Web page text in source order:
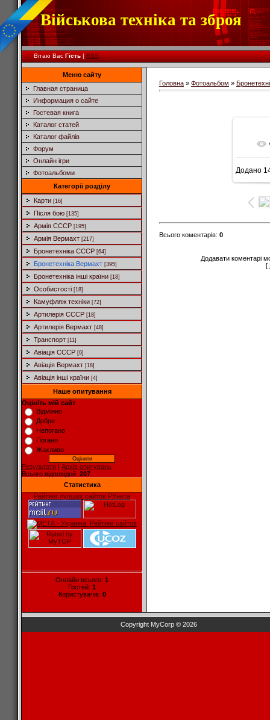
Військова техніка та зброя
Вітаю Вас Гість|RSS
Меню сайту
Главная страница
Информация о сайте
Гостевая книга
Каталог статей
Каталог файлів
Форум
Онлайн ігри
Фотоальбоми
Категорії розділу
Карти [16]
Після бою [135]
Армія СССР [195]
Армія Вермахт [217]
Бронетехніка СССР [64]
Бронетехніка Вермахт [395]
Бронетехніка інші країни [18]
Особистості [18]
Камуфляж техніки [72]
Артилерія СССР [18]
Артилерія Вермахт [48]
Транспорт [11]
Авіація СССР [9]
Авіація Вермахт [18]
Авіація інші країни [4]
Наше опитування
Оцініть мій сайт
Відмінно
Добре
Непогано
Погано
Жахливо
Результати | Архів опитувань
Всього відповідей: 207
Статистика
Рейтинг лучших сайтов РУнета
Онлайн всього: 1
Гостей: 1
Користувачів: 0
Головна » Фотоальбом »
Додано
Всього коментарів: 0
Додавати коментарі
[
Copyright MyCorp © 2026